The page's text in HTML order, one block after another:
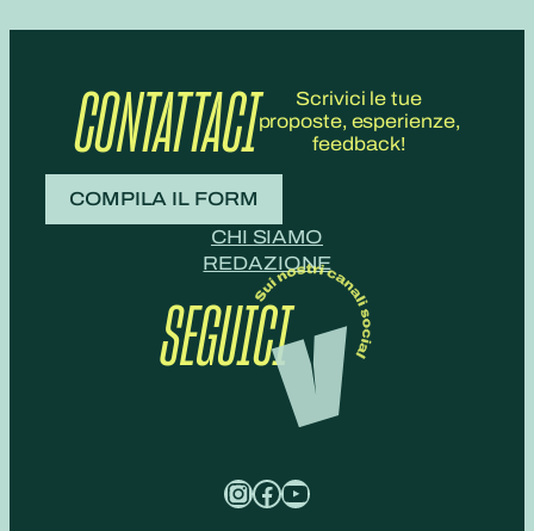
CONTATTACI
Scrivici le tue
proposte, esperienze,
feedback!
COMPILA IL FORM
CHI SIAMO
REDAZIONE
SEGUICI
InstagramFacebook YouTube